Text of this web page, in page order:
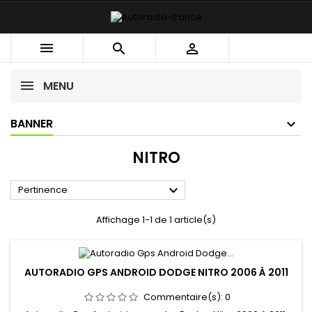
  
MENU
BANNER
NITRO
Pertinence 
Affichage 1-1 de 1 article(s)
AUTORADIO GPS ANDROID DODGE NITRO 2006 À 2011
Commentaire(s): 0